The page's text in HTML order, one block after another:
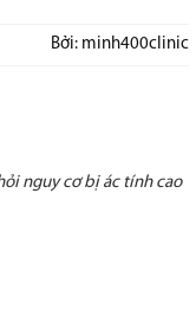
Bởi: minh400clinic
nguy cơ bị ác tính cao